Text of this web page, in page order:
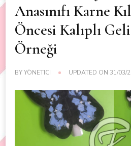
Anasınıfı Karne
Öncesi Kalıplı
Örneği
BYYÖNETICI UPDATED ON 31/03/